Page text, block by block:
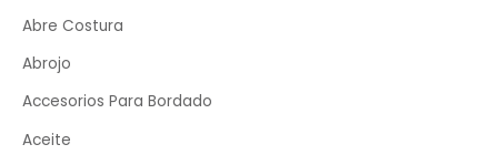
Abre Costura
Abrojo
Accesorios Para Bordado
Aceite